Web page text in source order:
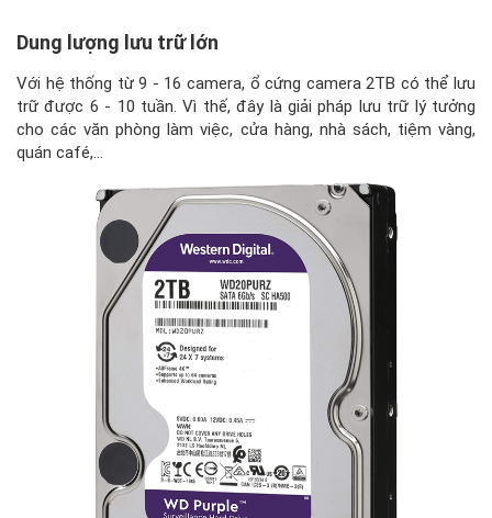
Dung lượng lưu trữ lớn
Với hệ thống từ 9 - 16 camera, ổ cứng camera 2TB có thể lưu
trữ được 6 - 10 tuần. Vì thế, đây là giải pháp lưu trữ lý tưởng
cho các văn phòng làm việc, cửa hàng, nhà sách, tiệm vàng,
quán café,…